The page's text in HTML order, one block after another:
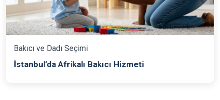
Bakıcı ve Dadı Seçimi
İstanbul’da Afrikalı Bakıcı Hizmeti